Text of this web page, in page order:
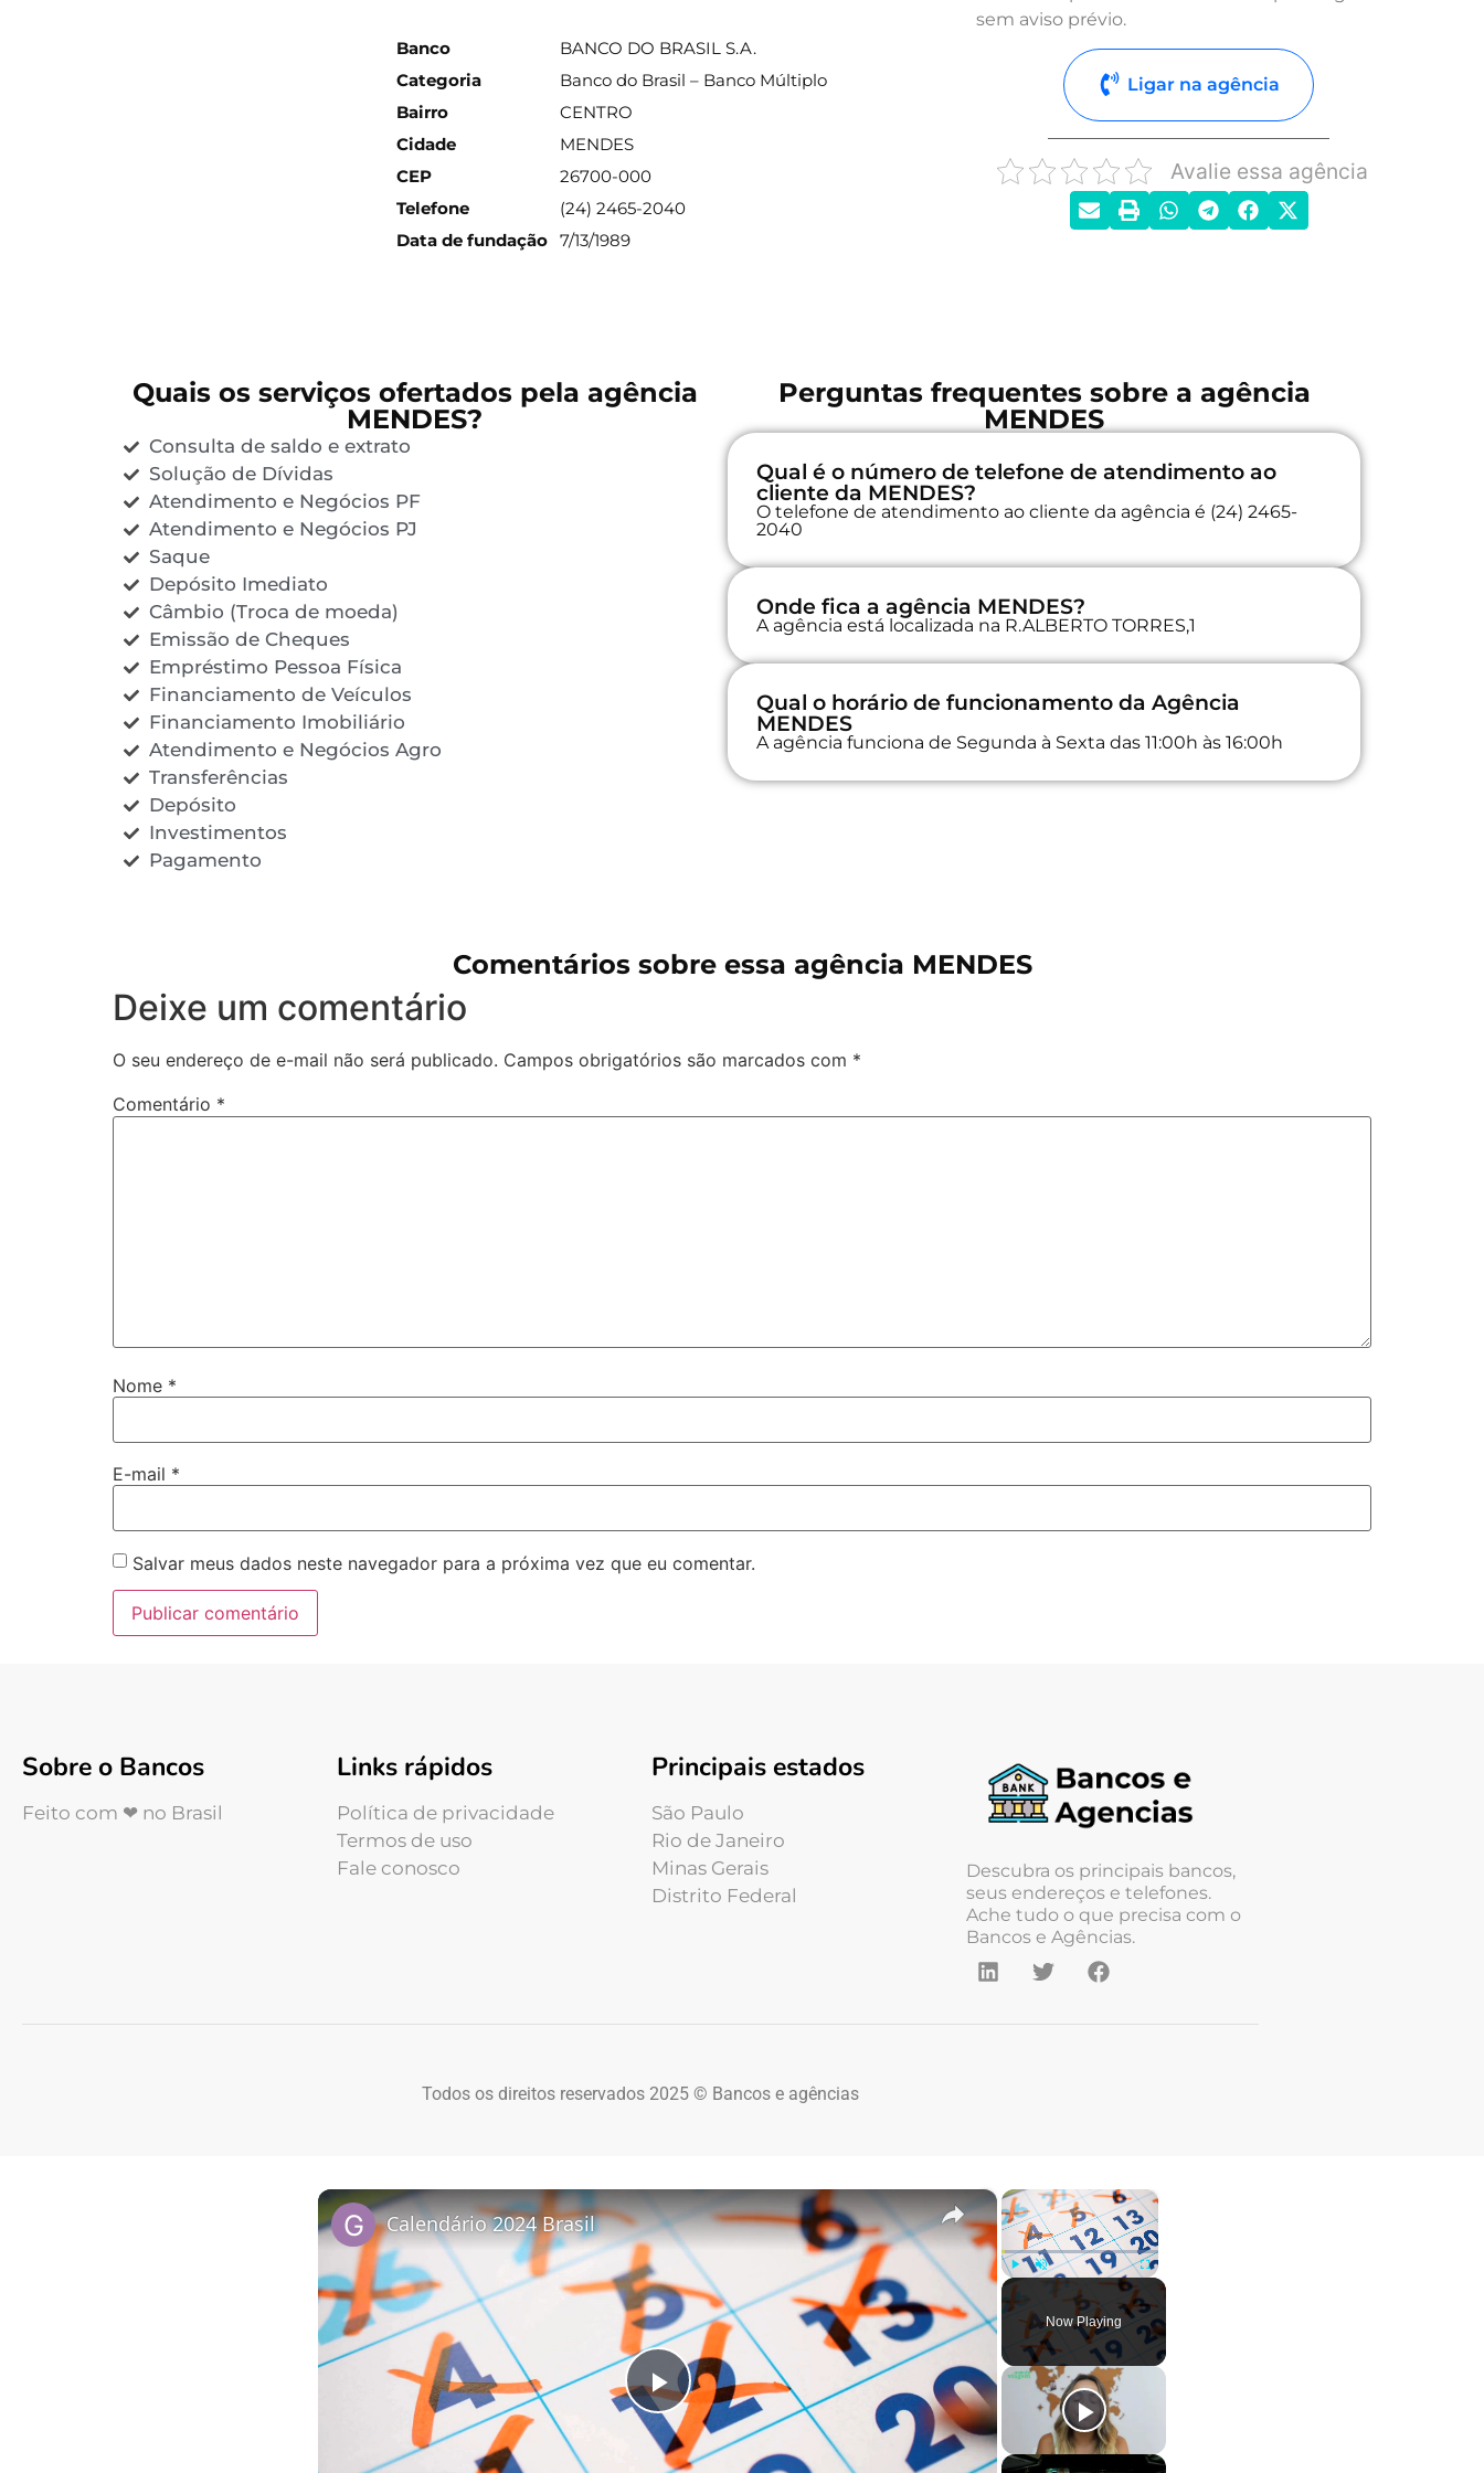
Banco
BANCO DO BRASIL S.A.
Categoria
Banco do Brasil – Banco Múltiplo
Bairro
CENTRO
Cidade
MENDES
CEP
26700-000
Telefone
(24) 2465-2040
Data de fundação 7/13/1989
sem aviso prévio.
Ligar na agência
Avalie essa agência
Quais os serviços ofertados pela agência
MENDES?
Consulta de saldo e extrato
Solução de Dívidas
Atendimento e Negócios PF
Atendimento e Negócios PJ
Saque
Depósito Imediato
Câmbio (Troca de moeda)
Emissão de Cheques
Empréstimo Pessoa Física
Financiamento de Veículos
Financiamento Imobiliário
Atendimento e Negócios Agro
Transferências
Depósito
Investimentos
Pagamento
Perguntas frequentes sobre a agência
MENDES
Qual é o número de telefone de atendimento ao
cliente da MENDES?
O telefone de atendimento ao cliente da agência é (24) 2465-
2040
Onde fica a agência MENDES?
A agência está localizada na R.ALBERTO TORRES,1
Qual o horário de funcionamento da Agência
MENDES
A agência funciona de Segunda à Sexta das 11:00h às 16:00h
Comentários sobre essa agência MENDES
Deixe um comentário
O seu endereço de e-mail não será publicado. Campos obrigatórios são marcados com *
Comentário *
Nome *
E-mail *
Salvar meus dados neste navegador para a próxima vez que eu comentar.
Sobre o Bancos
Feito com ❤ no Brasil
Links rápidos
Política de privacidade
Termos de uso
Fale conosco
Principais estados
São Paulo
Rio de Janeiro
Minas Gerais
Distrito Federal
Descubra os principais bancos,
seus endereços e telefones.
Ache tudo o que precisa com o
Bancos e Agências.
Todos os direitos reservados 2025 © Bancos e agências
×
Fullscreen
Now Playing
×
Play Video
Calendário 2024 Brasil